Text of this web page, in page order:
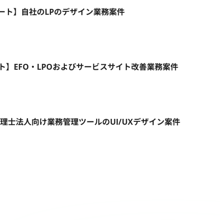
】自社のLPのデザイン業務案件
EFO・LPOおよびサービスサイト改善業務案件
士法人向け業務管理ツールのUI/UXデザイン案件